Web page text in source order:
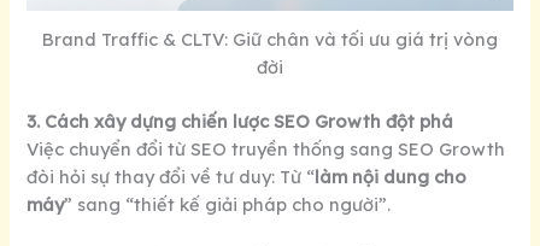
Brand Traffic & CLTV: Giữ chân và tối ưu giá trị vòng
đời
3. Cách xây dựng chiến lược SEO Growth đột phá
Việc chuyển đổi từ SEO truyền thống sang SEO Growth
đòi hỏi sự thay đổi về tư duy: Từ “làm nội dung cho
máy” sang “thiết kế giải pháp cho người”.